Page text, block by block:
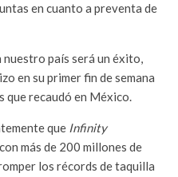
en cuanto a preventa de
nuestro país será un éxito,
en su primer fin de semana
que recaudó en México.
que Infinity
más de 200 millones de
los récords de taquilla